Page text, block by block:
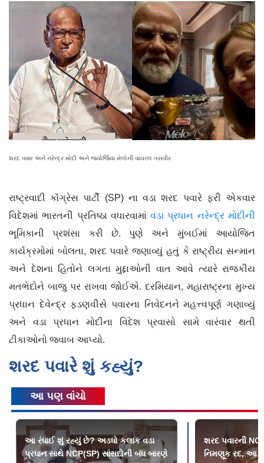
શરદ પવાર અને નરેન્દ્ર મોદી અને જ્યોર્જિયા મેલોની વાયરલ તસવીર
રાષ્ટ્રવાદી કૉંગ્રેસ પાર્ટી (SP) ના વડા શરદ પવારે ફરી એકવાર
વિદેશમાં ભારતની પ્રતિષ્ઠા વધારવામાંવડા પ્રધાન નરેન્દ્ર મોદીની
ભૂમિકાની પ્રશંસા કરી છે. પુણે અને મુંબઈમાં આયોજિત
કાર્યક્રમોમાં બોલતા, શરદ પવારે જણાવ્યું હતું કે રાષ્ટ્રીય સન્માન
અને દેશના હિતોને લગતા મુદ્દાઓની વાત આવે ત્યારે રાજકીય
મતભેદોને બાજુ પર રાખવા જોઈએ. દરમિયાન, મહારાષ્ટ્રના મુખ્ય
પ્રધાન દેવેન્દ્ર ફડણવીસે પવારના નિવેદનને મહત્ત્વપૂર્ણ ગણાવ્યું
અને વડા પ્રધાન મોદીના વિદેશ પ્રવાસો સામે વારંવાર થતી
ટીકાઓનો જવાબ આપ્યો.
શરદ પવારે શું કહ્યું?
આ પણ વાંચો
આ રંધાઈ શું રહ્યું છે? અડધો કલાક વડા
પ્રધાન સાથે NCP(SP) સાંસદોની બંધ બારણે
શરદ પવારની
નિમણૂક રદ, આ બે